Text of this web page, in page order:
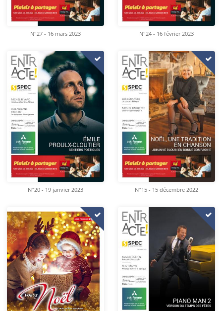
N°27 - 16 mars 2023 N°24 - 16 février 2023
N°20 - 19 janvier 2023 N°15 - 15 décembre 2022